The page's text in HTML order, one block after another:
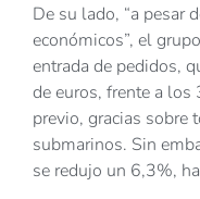
De su lado, “a pesar
económicos”, el
entrada de pedidos,
de euros, frente a
previo, gracias sobre
submarinos. Sin
se redujo un 6,3%,